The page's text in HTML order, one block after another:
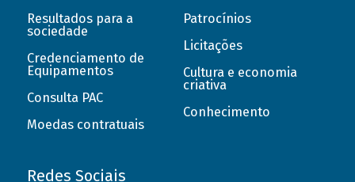
Resultados para a
sociedade
Credenciamento de
Equipamentos
Consulta PAC
Moedas contratuais
Patrocínios
Licitações
Cultura e economia
criativa
Conhecimento
Redes Sociais